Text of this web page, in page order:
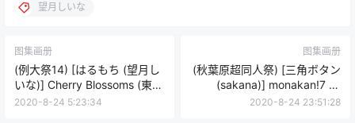
望月しいな
图集画册
(例大祭14) [はるもち (望月し
いな)] Cherry Blossoms (東方
Project)
2020-8-24 5:23:34
图集画册
(秋葉原超同人祭) [三角ボタン
(sakana)] monakan!7 -A
Certain Maid's Time- (オリジ
2020-8-24 23:51:28